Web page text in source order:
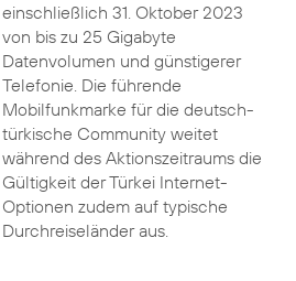
einschließlich 31. Oktober 2023
von bis zu 25 Gigabyte
Datenvolumen und günstigerer
Telefonie. Die führende
Mobilfunkmarke für die deutsch-
türkische Community weitet
während des Aktionszeitraums die
Gültigkeit der Türkei Internet-
Optionen zudem auf typische
Durchreiseländer aus.